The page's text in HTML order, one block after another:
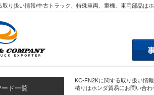
取り扱い情報/中古トラック、特殊車両、重機、車両部品は
ド一覧
KC-FN2Kに関する取り扱い情
積りはホンダ貿易にお問い合わ